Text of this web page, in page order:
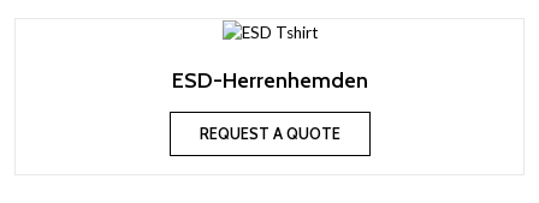
ESD-Herrenhemden
REQUEST A QUOTE